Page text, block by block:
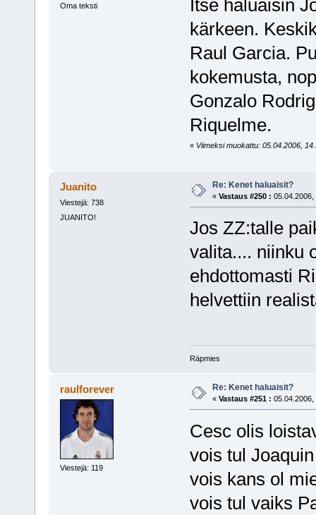
Oma teksti
Itse haluaisin
kärkeen.
Raul Garcia.
kokemusta,
Gonzalo
Riquelme.
« Viimeksi muokattu: 05.04.2006,
Juanito
Viestejä: 738
JUANITO!
Re: Kenet haluaisit?
« Vastaus #250 : 05.04.2006,
Jos ZZ:talle
valita.... niinku
ehdottomasti
helvettiin
Räpmies
raulforever
Viestejä: 119
Re: Kenet haluaisit?
« Vastaus #251 : 05.04.2006,
Cesc olis
vois tul
vois kans ol
vois tul vaiks